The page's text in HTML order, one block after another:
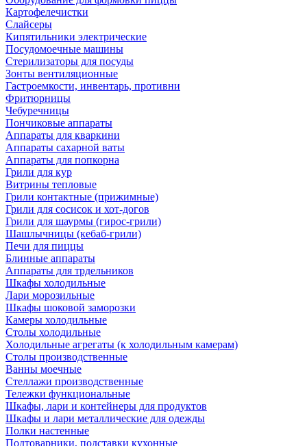
Картофелечистки
Слайсеры
Кипятильники электрические
Посудомоечные машины
Стерилизаторы для посуды
Зонты вентиляционные
Гастроемкости, инвентарь, противни
Фритюрницы
Чебуречницы
Пончиковые аппараты
Аппараты для кваркини
Аппараты сахарной ваты
Аппараты для попкорна
Грили для кур
Витрины тепловые
Грили контактные (прижимные)
Грили для сосисок и хот-догов
Грили для шаурмы (гирос-грили)
Шашлычницы (кебаб-грили)
Печи для пиццы
Блинные аппараты
Аппараты для трдельников
Шкафы холодильные
Лари морозильные
Шкафы шоковой заморозки
Камеры холодильные
Столы холодильные
Холодильные агрегаты (к холодильным камерам)
Столы производственные
Ванны моечные
Стеллажи производственные
Тележки функциональные
Шкафы, лари и контейнеры для продуктов
Шкафы и лари металлические для одежды
Полки настенные
Подтоварники, подставки кухонные